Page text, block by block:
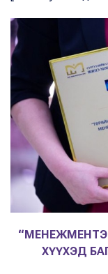
ХҮҮХЭД